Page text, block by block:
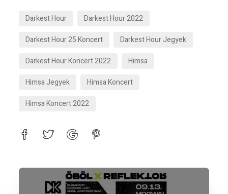
Darkest Hour
Darkest Hour 2022
Darkest Hour 25 Koncert
Darkest Hour Jegyek
Darkest Hour Koncert 2022
Himsa
Himsa Jegyek
Himsa Koncert
Himsa Koncert 2022